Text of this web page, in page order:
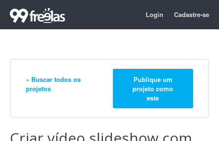
Login Cadastre-se
« Buscar todos os
projetos
Publique um
projeto como
este